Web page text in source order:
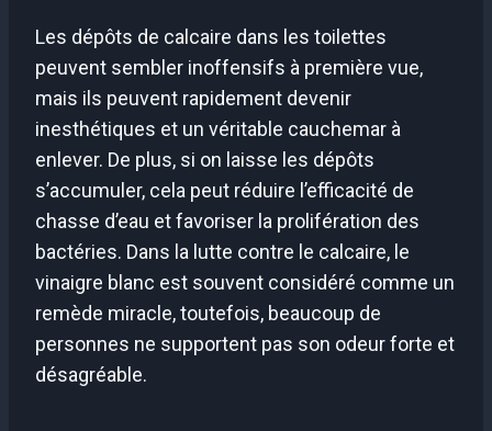
Les dépôts de calcaire dans les toilettes
peuvent sembler inoffensifs à première vue,
mais ils peuvent rapidement devenir
inesthétiques et un véritable cauchemar à
enlever. De plus, si on laisse les dépôts
s’accumuler, cela peut réduire l’efficacité de
chasse d’eau et favoriser la prolifération des
bactéries. Dans la lutte contre le calcaire, le
vinaigre blanc est souvent considéré comme un
remède miracle, toutefois, beaucoup de
personnes ne supportent pas son odeur forte et
désagréable.